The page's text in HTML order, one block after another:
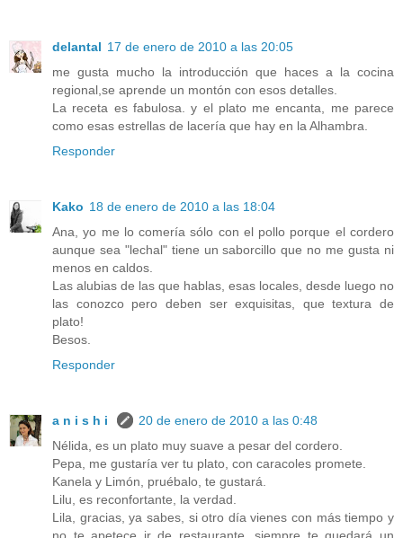
delantal 17 de enero de 2010 a las 20:05
me gusta mucho la introducción que haces a la cocina
regional,se aprende un montón con esos detalles.
La receta es fabulosa. y el plato me encanta, me parece
como esas estrellas de lacería que hay en la Alhambra.
Responder
Kako 18 de enero de 2010 a las 18:04
Ana, yo me lo comería sólo con el pollo porque el cordero
aunque sea "lechal" tiene un saborcillo que no me gusta ni
menos en caldos.
Las alubias de las que hablas, esas locales, desde luego no
las conozco pero deben ser exquisitas, que textura de
plato!
Besos.
Responder
a n i s h i
20 de enero de 2010 a las 0:48
Nélida, es un plato muy suave a pesar del cordero.
Pepa, me gustaría ver tu plato, con caracoles promete.
Kanela y Limón, pruébalo, te gustará.
Lilu, es reconfortante, la verdad.
Lila, gracias, ya sabes, si otro día vienes con más tiempo y